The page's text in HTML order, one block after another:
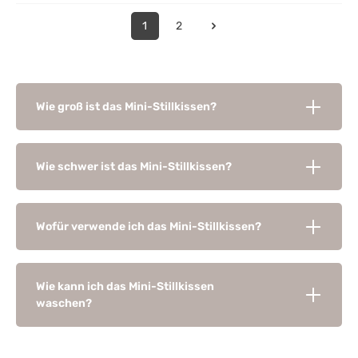
1 2
Wie groß ist das Mini-Stillkissen?
Wie schwer ist das Mini-Stillkissen?
Wofür verwende ich das Mini-Stillkissen?
Wie kann ich das Mini-Stillkissen
waschen?